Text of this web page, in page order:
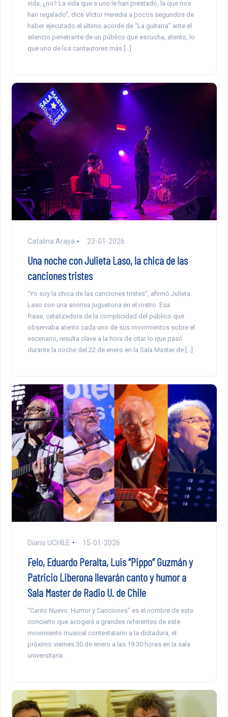
vida, ¿no? La vida que a uno le han prestado, la que nos
han regalado”, dice Víctor Heredia a pocos segundos de
haber ejecutado el último acorde de “La guitarra” ante el
silencio penetrante de un público que escucha, atento, lo
que uno de los cantautores más […]
Catalina Araya 23-01-2026
Una noche con Julieta Laso, la chica de las
canciones tristes
“Yo soy la chica de las canciones tristes“, afirmó Julieta
Laso con una sonrisa juguetona en el rostro. Esa
frase, catalizadora de la complicidad del público que
observaba atento cada uno de sus movimientos sobre el
escenario, resulta clave a la hora de citar lo que pasó
durante la noche del 22 de enero en la Sala Master de […]
Diario UCHILE 15-01-2026
Felo, Eduardo Peralta, Luis “Pippo” Guzmán y
Patricio Liberona llevarán canto y humor a
Sala Master de Radio U. de Chile
“Canto Nuevo: Humor y Canciones” es el nombre de este
concierto que acogerá a grandes referentes de este
movimiento musical contestatario a la dictadura, el
próximo viernes 30 de enero a las 19.30 horas en la sala
universitaria.